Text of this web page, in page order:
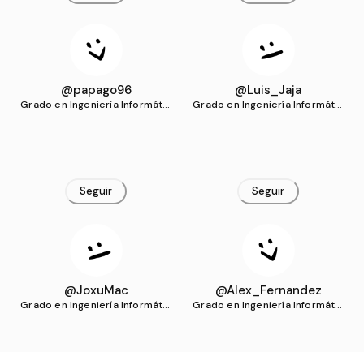
@papago96
Grado en Ingeniería Informátic
Seguir
@Luis_Jaja
Grado en Ingeniería Informátic
Seguir
@JoxuMac
Grado en Ingeniería Informátic
@Alex_Fernandez
Grado en Ingeniería Informátic